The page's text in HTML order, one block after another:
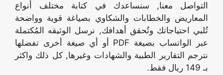
التواصل معنا, سنساعدك في كتابة مختلف أنواع
المعاريض والخطابات والشكاوي بصياغة قوية وواضحة
تُلبي احتياجاتك وتُحقق أهدافك, نرسل الوثيقه المُكتملة
عبر الواتساب بصيغة PDF أو أي صيغة أخرى تفضلها
نترجم التقارير الطبية والشهادات وغيرها, كل ذلك واكثر
بـ 149 ريال فقط.